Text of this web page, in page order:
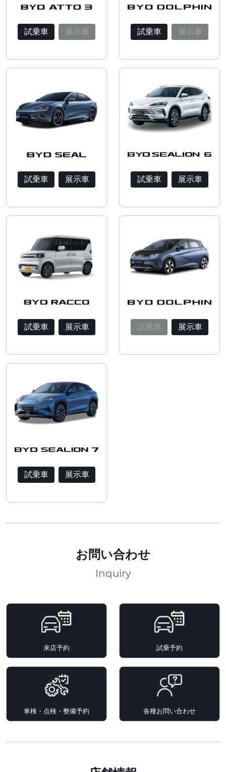
試乗車 展示車 試乗車 展示車
試乗車 展示車 試乗車 展示車
試乗車 展示車 試乗車 展示車
試乗車 展示車
お問い合わせ
Inquiry
来店予約 試乗予約
車検・点検・整備予約 各種お問い合わせ